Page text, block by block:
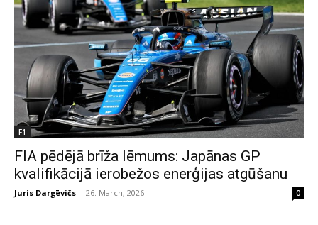
F1
FIA pēdējā brīža lēmums: Japānas GP
kvalifikācijā ierobežos enerģijas atgūšanu
Juris Dargēvičs - 26. March, 2026 0